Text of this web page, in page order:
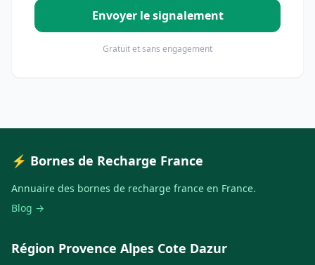
Envoyer le signalement
Gratuit et sans engagement
⚡ Bornes de Recharge France
Annuaire des bornes de recharge france en France.
Blog →
Région Provence Alpes Cote Dazur